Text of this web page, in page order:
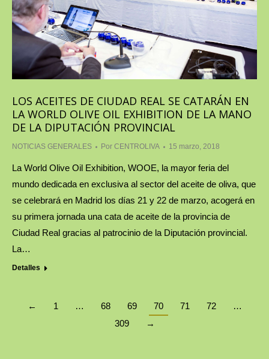
LOS ACEITES DE CIUDAD REAL SE CATARÁN EN
LA WORLD OLIVE OIL EXHIBITION DE LA MANO
DE LA DIPUTACIÓN PROVINCIAL
NOTICIAS GENERALES Por CENTROLIVA 15 marzo, 2018
La World Olive Oil Exhibition, WOOE, la mayor feria del
mundo dedicada en exclusiva al sector del aceite de oliva, que
se celebrará en Madrid los días 21 y 22 de marzo, acogerá en
su primera jornada una cata de aceite de la provincia de
Ciudad Real gracias al patrocinio de la Diputación provincial.
La…
Detalles
← 1 … 68 69 70 71 72
…
309
→